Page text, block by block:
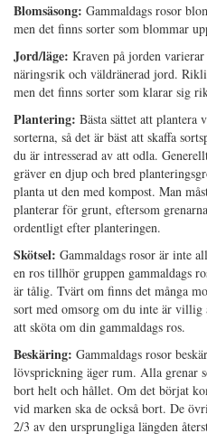
Blomsäsong: Gammaldags rosor
men det finns sorter som blommar
Jord/läge: Kraven på jorden
näringsrik och väldränerad jord.
men det finns sorter som klarar sig
Plantering: Bästa sättet att plantera
sorterna, så det är bäst att skaffa
du är intresserad av att odla.
gräver en djup och bred
planta ut den med kompost. Man
planterar för grunt, eftersom
ordentligt efter planteringen.
Skötsel: Gammaldags rosor är inte
en ros tillhör gruppen gammaldags
är tålig. Tvärt om finns det många
sort med omsorg om du inte är villig
att sköta om din gammaldags ros.
Beskäring: Gammaldags rosor
lövsprickning äger rum. Alla grenar
bort helt och hållet. Om det börjat
vid marken ska de också bort. De
2/3 av den ursprungliga längden